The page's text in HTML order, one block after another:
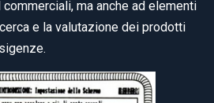
ma anche ad elementi
e la valutazione dei prodotti